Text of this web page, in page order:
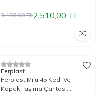
3.138,00TL2.510,00 TL
%25İndirim
Ferplast
Ferplast Milu 45 Kedi Ve
Köpek Taşıma Çantası